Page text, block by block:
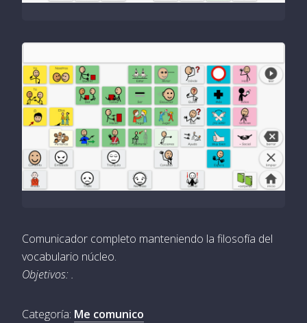
Comunicador completo manteniendo la filosofía del
vocabulario núcleo.
Objetivos: .
Categoría: Me comunico